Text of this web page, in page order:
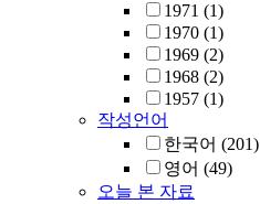
1971 (1)
1970 (1)
1969 (2)
1968 (2)
1957 (1)
작성언어
한국어 (201)
영어 (49)
오늘 본 자료